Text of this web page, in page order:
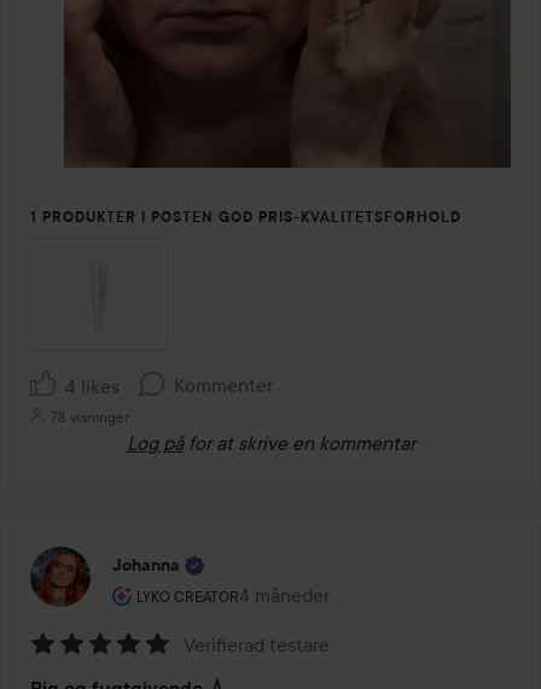
1 PRODUKTER I POSTEN GOD PRIS-KVALITETSFORHOLD
4 likes Kommenter
78 visninger
Log på for at skrive en kommentar
Johanna
LYKO CREATOR
Brugerens rolle: Lyko Creator.
4 måneder
Posten blev oprettet 4 måneder
Verifierad testare